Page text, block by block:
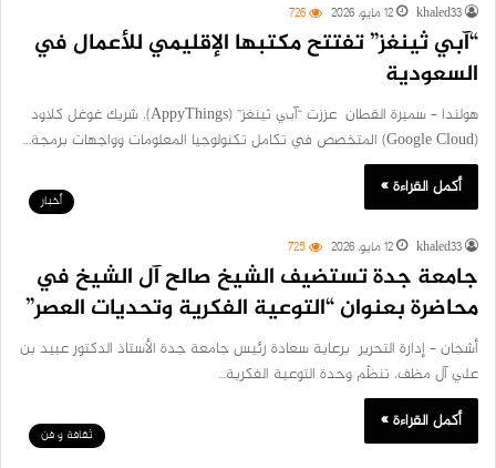
khaled33 12 مايو، 2026 726
“آبي ثينغز” تفتتح مكتبها الإقليمي للأعمال في
السعودية
هولندا – سميرة القطان عززت “آبي ثينغز” (AppyThings)، شريك غوغل كلاود
(Google Cloud) المتخصص في تكامل تكنولوجيا المعلومات وواجهات برمجة…
أكمل القراءة »
أخبار
khaled33 12 مايو، 2026 725
جامعة جدة تستضيف الشيخ صالح آل الشيخ في
محاضرة بعنوان “التوعية الفكرية وتحديات العصر”
أشجان – إدارة التحرير برعاية سعادة رئيس جامعة جدة الأستاذ الدكتور عبيد بن
علي آل مظف، تنظّم وحدة التوعية الفكرية…
أكمل القراءة »
ثقافة و فن